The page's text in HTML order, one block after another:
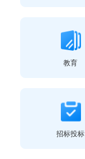
教育
招标投标